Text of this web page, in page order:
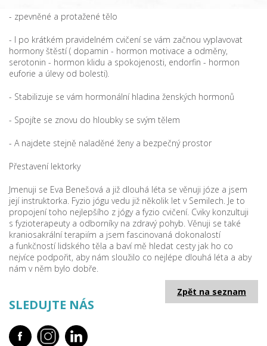
- zpevněné a protažené tělo
- I po krátkém pravidelném cvičení se vám začnou vyplavovat
hormony štěstí ( dopamin - hormon motivace a odměny,
serotonin - hormon klidu a spokojenosti, endorfin - hormon
euforie a úlevy od bolesti).
- Stabilizuje se vám hormonální hladina ženských hormonů
- Spojíte se znovu do hloubky se svým tělem
- A najdete stejně naladěné ženy a bezpečný prostor
Přestavení lektorky
Jmenuji se Eva Benešová a již dlouhá léta se věnuji józe a jsem
její instruktorka. Fyzio jógu vedu již několik let v Semilech. Je to
propojení toho nejlepšího z jógy a fyzio cvičení. Cviky konzultuji
s fyzioterapeuty a odborníky na zdravý pohyb. Věnuji se také
kraniosakrální terapiím a jsem fascinovaná dokonalostí
a funkčností lidského těla a baví mě hledat cesty jak ho co
nejvíce podpořit, aby nám sloužilo co nejlépe dlouhá léta a aby
nám v něm bylo dobře.
Zpět na seznam
SLEDUJTE NÁS